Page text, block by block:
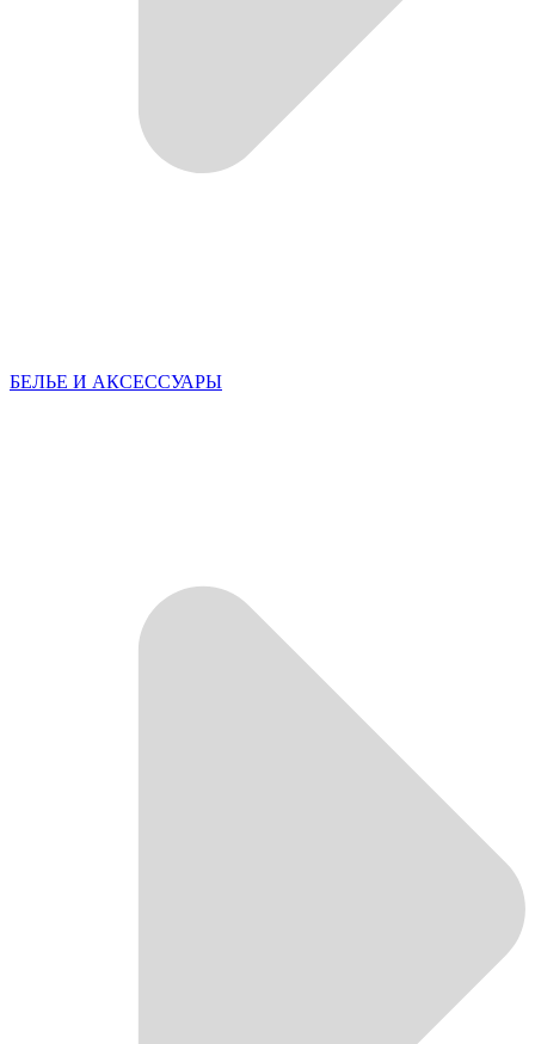
БЕЛЬЕ И АКСЕССУАРЫ